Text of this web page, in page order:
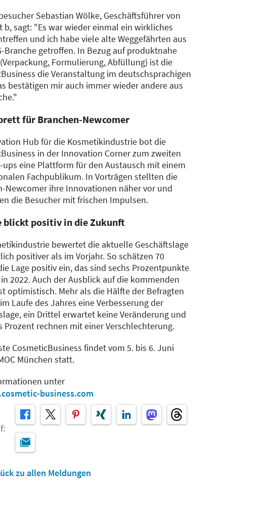
Sebastian Wölke, Geschäftsführer von
b, sagt: "Es war wieder einmal ein wirkliches
und ich habe viele alte Weggefährten aus
Branche getroffen. In Bezug auf produktnahe
Formulierung, Abfüllung) ist die
die Veranstaltung im deutschsprachigen
bestätigen mir auch immer wieder andere aus
für Branchen-Newcomer
Hub für die Kosmetikindustrie bot die
in der Innovation Corner zum zweiten
ups eine Plattform für den Austausch mit einem
Fachpublikum. In Vorträgen stellten die
Newcomer ihre Innovationen näher vor und
die Besucher mit frischen Impulsen.
blickt positiv in die Zukunft
bewertet die aktuelle Geschäftslage
positiver als im Vorjahr. So schätzen 70
Lage positiv ein, das sind sechs Prozentpunkte
2022. Auch der Ausblick auf die kommenden
optimistisch. Mehr als die Hälfte der Befragten
Laufe des Jahres eine Verbesserung der
ein Drittel erwartet keine Veränderung und
Prozent rechnen mit einer Verschlechterung.
CosmeticBusiness findet vom 5. bis 6. Juni
München statt.
unter
business.com
zu allen Meldungen